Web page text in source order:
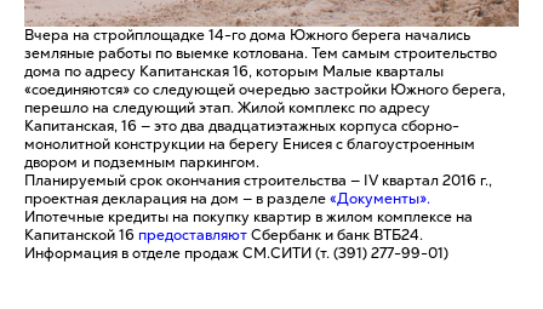
Вчера на стройплощадке 14-го дома Южного берега начались
земляные работы по выемке котлована. Тем самым строительство
дома по адресу Капитанская 16, которым Малые кварталы
«соединяются» со следующей очередью застройки Южного берега,
перешло на следующий этап. Жилой комплекс по адресу
Капитанская, 16 — это два двадцатиэтажных корпуса сборно-
монолитной конструкции на берегу Енисея с благоустроенным
двором и подземным паркингом.
Планируемый срок окончания строительства — IV квартал 2016 г.,
проектная декларация на дом — в разделе«Документы».
Ипотечные кредиты на покупку квартир в жилом комплексе на
Капитанской 16 предоставляютСбербанк и банк ВТБ24.
Информация в отделе продаж СМ.СИТИ (т. (391) 277-99-01)